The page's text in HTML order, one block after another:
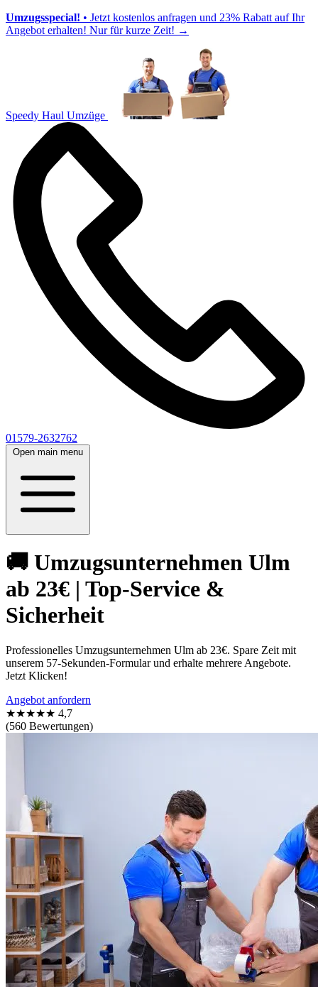
Umzugsspecial! • Jetzt kostenlos anfragen und 23% Rabatt auf Ihr
Angebot erhalten! Nur für kurze Zeit! →
Speedy Haul Umzüge
01579-2632762
Open main menu
🚚 Umzugsunternehmen Ulm
ab 23€ | Top-Service &
Sicherheit
Professionelles Umzugsunternehmen Ulm ab 23€. Spare Zeit mit
unserem 57-Sekunden-Formular und erhalte mehrere Angebote.
Jetzt Klicken!
Angebot anfordern
★★★★★ 4,7
(560 Bewertungen)